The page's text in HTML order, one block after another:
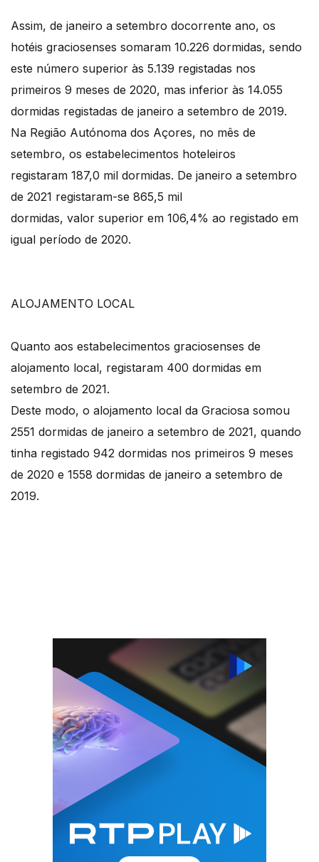
Assim, de janeiro a setembro docorrente ano, os
hotéis graciosenses somaram 10.226 dormidas, sendo
este número superior às 5.139 registadas nos
primeiros 9 meses de 2020, mas inferior às 14.055
dormidas registadas de janeiro a setembro de 2019.
Na Região Autónoma dos Açores, no mês de
setembro, os estabelecimentos hoteleiros
registaram 187,0 mil dormidas. De janeiro a setembro
de 2021 registaram-se 865,5 mil
dormidas, valor superior em 106,4% ao registado em
igual período de 2020.
ALOJAMENTO LOCAL
Quanto aos estabelecimentos graciosenses de
alojamento local, registaram 400 dormidas em
setembro de 2021.
Deste modo, o alojamento local da Graciosa somou
2551 dormidas de janeiro a setembro de 2021, quando
tinha registado 942 dormidas nos primeiros 9 meses
de 2020 e 1558 dormidas de janeiro a setembro de
2019.